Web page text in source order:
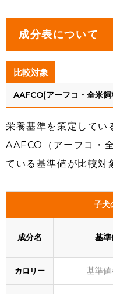
成分表について
比較対象
AAFCO(アーフコ・全米
栄養基準を策定してい
AAFCO（アーフコ・
ている基準値が比較対
子犬
成分名 基準
カロリー 基準値